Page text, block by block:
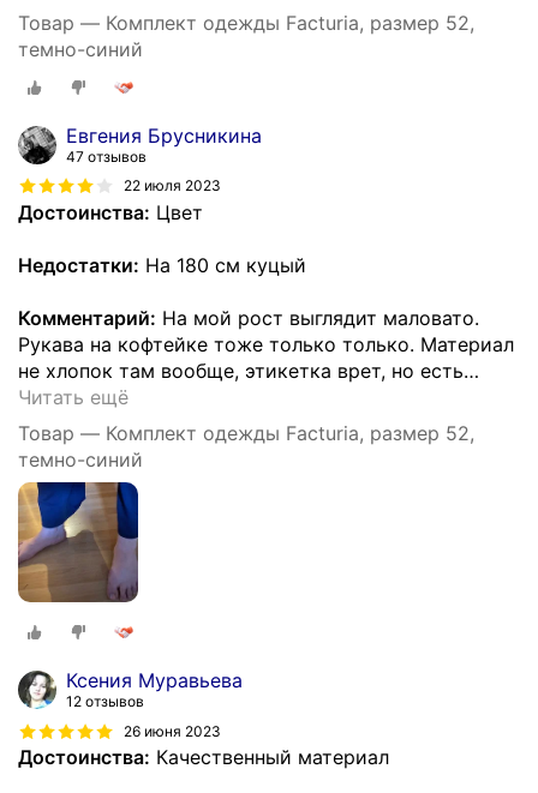
Товар — Комплект одежды Facturia, размер 52,
темно-синий
Евгения Брусникина
47 отзывов
22 июля 2023
Достоинства: Цвет
Недостатки: На 180 см куцый
Комментарий: На мой рост выглядит маловато.
Рукава на кофтейке тоже только только. Материал
не хлопок там вообще, этикетка врет, но есть…
Читать ещё
Товар — Комплект одежды Facturia, размер 52,
темно-синий
Ксения Муравьева
12 отзывов
26 июня 2023
Достоинства: Качественный материал